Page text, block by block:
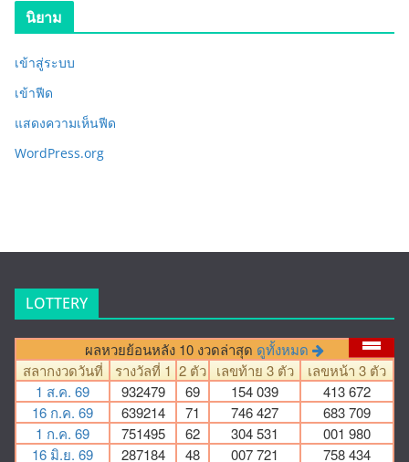
นิยาม
เข้าสู่ระบบ
เข้าฟีด
แสดงความเห็นฟีด
WordPress.org
LOTTERY